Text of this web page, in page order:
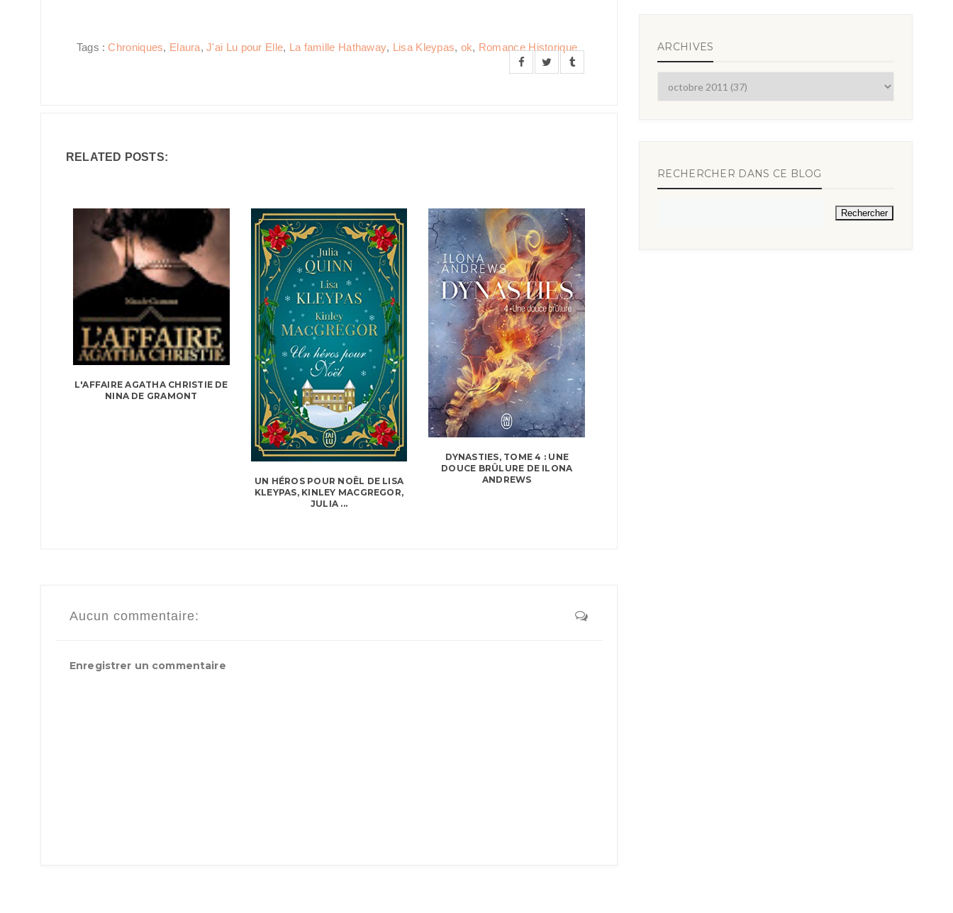
Tags :Chroniques, Elaura,J'ai Lu pour Elle, La famille Hathaway, Lisa Kleypas, ok, Romance Historique
RELATED POSTS:
L'AFFAIRE AGATHA CHRISTIE DE
NINA DE GRAMONT
UN HÉROS POUR NOËL DE LISA
KLEYPAS, KINLEY MACGREGOR,
JULIA ...
DYNASTIES, TOME 4 : UNE
DOUCE BRÛLURE DE ILONA
ANDREWS
Aucun commentaire:
Enregistrer un commentaire
ARCHIVES
RECHERCHER DANS CE BLOG